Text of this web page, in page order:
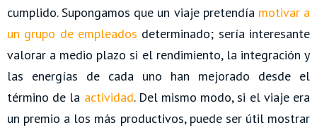
cumplido. Supongamos que un viaje pretendía motivar a
un grupo de empleados determinado; sería interesante
valorar a medio plazo si el rendimiento, la integración y
las energías de cada uno han mejorado desde el
término de la actividad. Del mismo modo, si el viaje era
un premio a los más productivos, puede ser útil mostrar